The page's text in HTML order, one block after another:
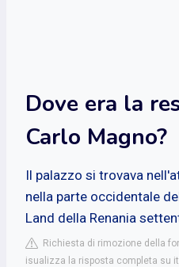
Dove era la
Carlo Magno?
Il palazzo si trovava
nella parte occidentale
Land della Renania
Richiesta di rimozione della
isualizza la risposta completa su